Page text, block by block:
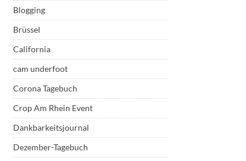
Blogging
Brüssel
California
cam underfoot
Corona Tagebuch
Crop Am Rhein Event
Dankbarkeitsjournal
Dezember-Tagebuch